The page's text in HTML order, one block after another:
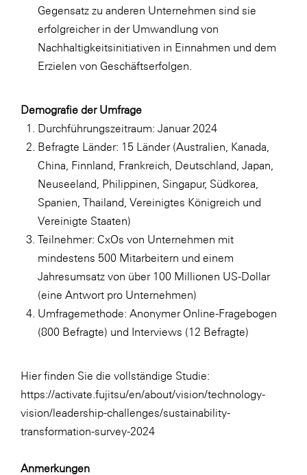
Gegensatz zu anderen Unternehmen sind sie
erfolgreicher in der Umwandlung von
Nachhaltigkeitsinitiativen in Einnahmen und dem
Erzielen von Geschäftserfolgen.
Demografie der Umfrage
Durchführungszeitraum: Januar 2024
Befragte Länder: 15 Länder (Australien, Kanada,
China, Finnland, Frankreich, Deutschland, Japan,
Neuseeland, Philippinen, Singapur, Südkorea,
Spanien, Thailand, Vereinigtes Königreich und
Vereinigte Staaten)
Teilnehmer: CxOs von Unternehmen mit
mindestens 500 Mitarbeitern und einem
Jahresumsatz von über 100 Millionen US-Dollar
(eine Antwort pro Unternehmen)
Umfragemethode: Anonymer Online-Fragebogen
(800 Befragte) und Interviews (12 Befragte)
Hier finden Sie die vollständige Studie:
https://activate.fujitsu/en/about/vision/technology-
vision/leadership-challenges/sustainability-
transformation-survey-2024
Anmerkungen